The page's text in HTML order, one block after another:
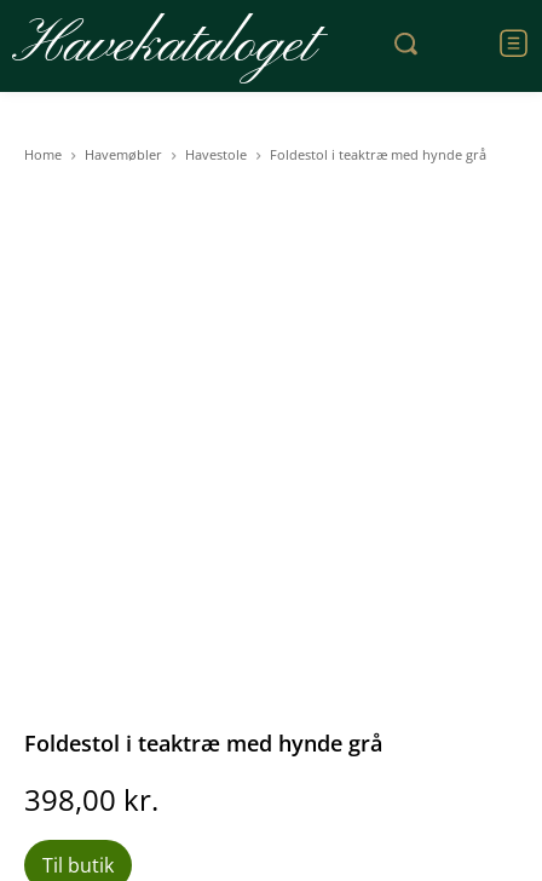
Havekataloget
Home Havemøbler Havestole Foldestol i teaktræ med hynde grå
Foldestol i teaktræ med hynde grå
398,00 kr.
Til butik